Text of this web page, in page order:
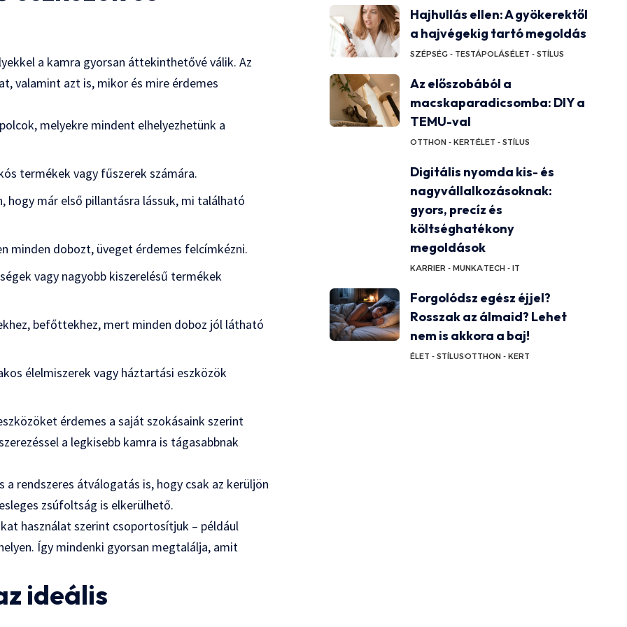
a kamra gyorsan áttekinthetővé válik. Az
valamint azt is, mikor és mire érdemes
melyekre mindent elhelyezhetünk a
termékek vagy fűszerek számára.
hogy már első pillantásra lássuk, mi található
minden dobozt, üveget érdemes felcímkézni.
vagy nagyobb kiszerelésű termékek
befőttekhez, mert minden doboz jól látható
élelmiszerek vagy háztartási eszközök
érdemes a saját szokásaink szerint
a legkisebb kamra is tágasabbnak
rendszeres átválogatás is, hogy csak az kerüljön
zsúfoltság is elkerülhető.
használat szerint csoportosítjuk – például
Így mindenki gyorsan megtalálja, amit
ideális
Hajhullás ellen: A gyökerektől
a hajvégekig tartó megoldás
SZÉPSÉG - TESTÁPOLÁSÉLET - STÍLUS
Az előszobából a
macskaparadicsomba: DIY a
TEMU-val
OTTHON - KERTÉLET - STÍLUS
Digitális nyomda kis- és
nagyvállalkozásoknak:
gyors, precíz és
költséghatékony
megoldások
KARRIER - MUNKATECH - IT
Forgolódsz egész éjjel?
Rosszak az álmaid? Lehet
nem is akkora a baj!
ÉLET - STÍLUSOTTHON - KERT